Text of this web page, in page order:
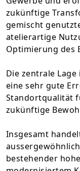
zukünftige
gemischt
atelierartige
Optimierung des
Die zentrale
eine sehr gute
Standortqualität
zukünftige
Insgesamt
bestehender